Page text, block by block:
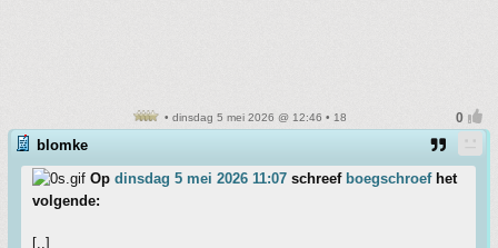
• dinsdag 5 mei 2026 @ 12:46 • 18
blomke
Op dinsdag 5 mei 2026 11:07 schreef boegschroefhet
volgende:
[..]